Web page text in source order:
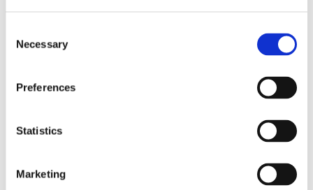
Selection
Necessary
Preferences
Statistics
Marketing
Ett medlemskap späckat med småföretagaranpassade
medlemstjänster och förmåner. Din egen
mycket mer. Vi fokuserar på soloföretagare och små
företag med företagaren i fokus. Vi är själva
BLI MEDLEM